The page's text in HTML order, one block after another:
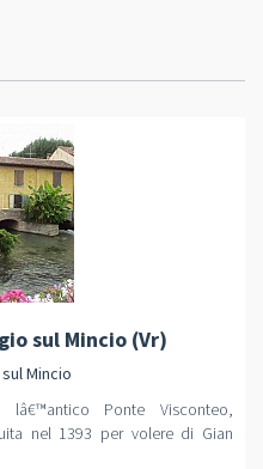
sul Mincio (Vr)
Mincio
Ponte Visconteo,
nel 1393 per volere di Gian